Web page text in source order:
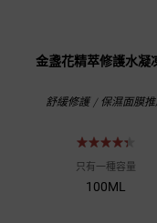
金盞花精萃修護水凝
舒緩修護 / 保濕面膜
只有一種容量
100ML